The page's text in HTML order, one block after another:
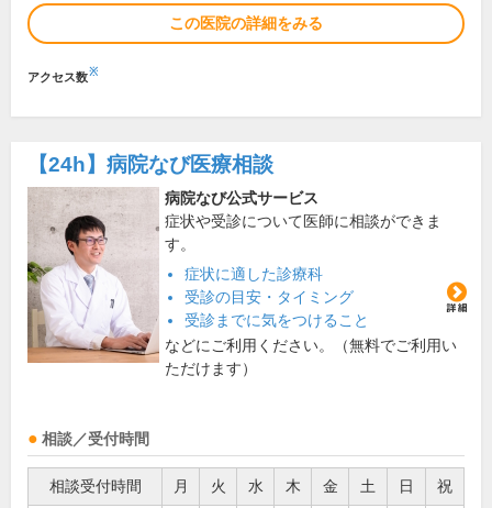
この医院の詳細をみる
アクセス数※
【24h】 病院なび医療相談
病院なび公式サービス
症状や受診について医師に相談ができま
す。
症状に適した診療科
受診の目安・タイミング
受診までに気をつけること
などにご利用ください。（無料でご利用い
ただけます）
相談／受付時間
相談受付時間 月 火 水 木 金 土 日 祝